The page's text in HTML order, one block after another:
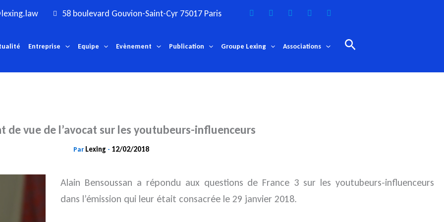
58 boulevard Gouvion-Saint-Cyr 75017 Paris
Entreprise Equipe Evènement Publication Groupe Lexing Associations Rechercher
de vue de l’avocat sur les youtubeurs-influenceurs
Par Lexing - 12/02/2018
Alain Bensoussan a répondu aux questions de France 3 sur les youtubeurs-influenceurs
dans l’émission qui leur était consacrée le 29 janvier 2018.